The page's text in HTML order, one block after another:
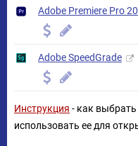
Adobe Premiere Pro
Adobe SpeedGrade
Инструкция - как выбрать
использовать ее для